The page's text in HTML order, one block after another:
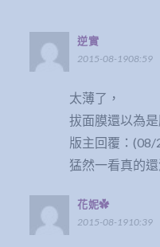
逆實
2015-08-1908:59
太薄了，
拔面膜還以為
版主回覆：
猛然一看真的
花妮✿
2015-08-1910:39